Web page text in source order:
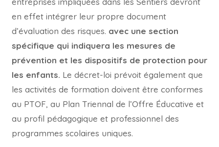
en effet intégrer leur propre document
d’évaluation des risques. avec une section
spécifique qui indiquera les mesures de
prévention et les dispositifs de protection pour
les enfants. Le décret-loi prévoit également que
les activités de formation doivent être conformes
au PTOF, au Plan Triennal de l’Offre Éducative et
au profil pédagogique et professionnel des
programmes scolaires uniques.